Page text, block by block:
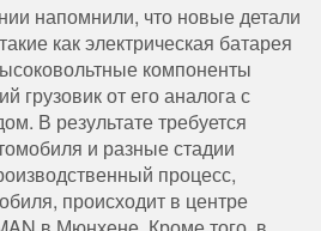
напомнили, что новые детали
как электрическая батарея
компоненты
грузовик от его аналога с
В результате требуется
и разные стадии
процесс,
происходит в центре